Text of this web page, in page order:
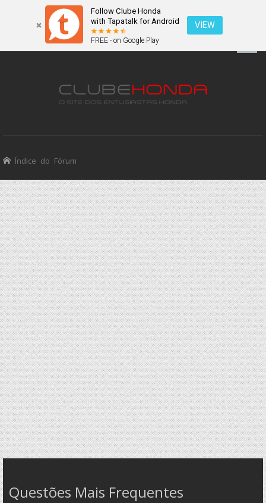
Follow Clube Honda
with Tapatalk for Android
FREE - on Google Play
VIEW
Índice do Fórum
Questões Mais Frequentes